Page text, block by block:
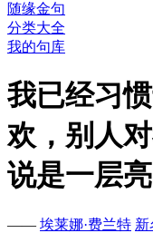
随缘金句
分类大全
我的句库
我已经习
欢，别人
说是一层
—— 埃莱娜·费兰特 新